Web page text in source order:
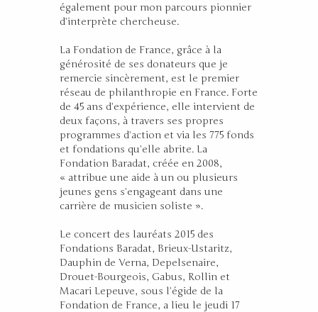
également pour mon parcours pionnier
d’interprète chercheuse.
La Fondation de France, grâce à la
générosité de ses donateurs que je
remercie sincèrement, est le premier
réseau de philanthropie en France. Forte
de 45 ans d’expérience, elle intervient de
deux façons, à travers ses propres
programmes d’action et via les 775 fonds
et fondations qu’elle abrite. La
Fondation Baradat, créée en 2008,
« attribue une aide à un ou plusieurs
jeunes gens s’engageant dans une
carrière de musicien soliste ».
Le concert des lauréats 2015 des
Fondations Baradat, Brieux-Ustaritz,
Dauphin de Verna, Depelsenaire,
Drouet-Bourgeois, Gabus, Rollin et
Macari Lepeuve, sous l’égide de la
Fondation de France, a lieu le jeudi 17